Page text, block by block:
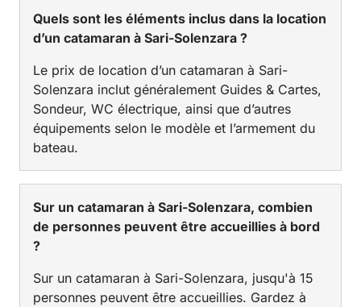
Quels sont les éléments inclus dans la location
d’un catamaran à Sari-Solenzara ?
Le prix de location d’un catamaran à Sari-
Solenzara inclut généralement Guides & Cartes,
Sondeur, WC électrique, ainsi que d’autres
équipements selon le modèle et l’armement du
bateau.
Sur un catamaran à Sari-Solenzara, combien
de personnes peuvent être accueillies à bord
?
Sur un catamaran à Sari-Solenzara, jusqu'à 15
personnes peuvent être accueillies. Gardez à